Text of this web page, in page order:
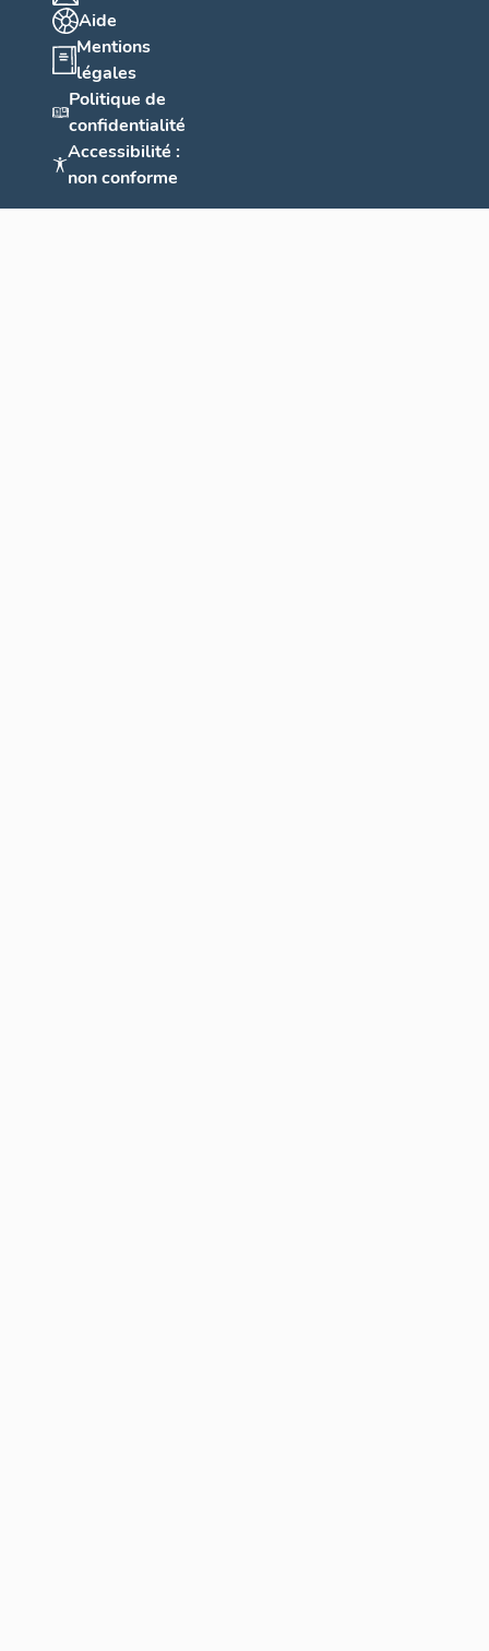
Aide
Mentions
légales
Politique de
confidentialité
Accessibilité :
non conforme